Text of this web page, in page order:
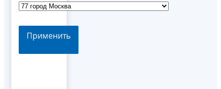
Применить